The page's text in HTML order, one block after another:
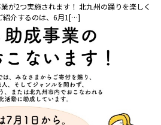
が2つ実施されます！ 北九州の踊りを楽しく
紹介するのは、6月1[…]